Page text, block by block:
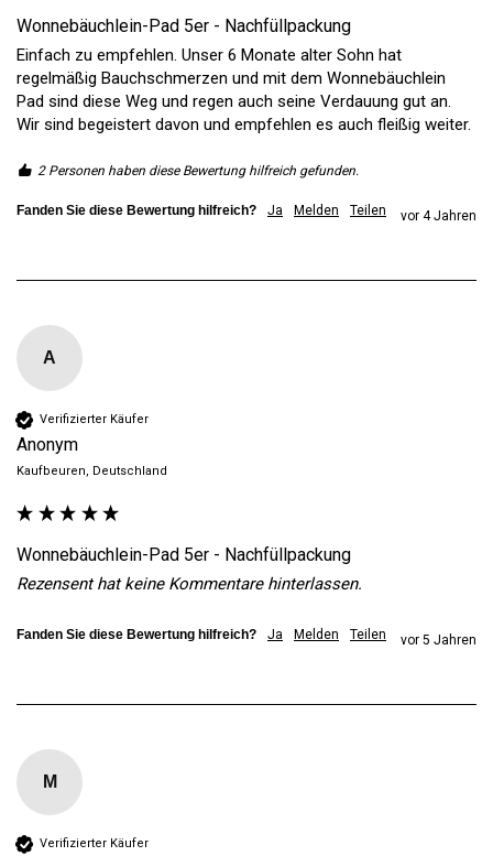
Wonnebäuchlein-Pad 5er - Nachfüllpackung
Einfach zu empfehlen. Unser 6 Monate alter Sohn hat
regelmäßig Bauchschmerzen und mit dem Wonnebäuchlein
Pad sind diese Weg und regen auch seine Verdauung gut an.
Wir sind begeistert davon und empfehlen es auch fleißig weiter.
2 Personen haben diese Bewertung hilfreich gefunden.
Fanden Sie diese Bewertung hilfreich? Ja Melden Teilen vor 4 Jahren
A
Verifizierter Käufer
Anonym
Kaufbeuren, Deutschland
Wonnebäuchlein-Pad 5er - Nachfüllpackung
Rezensent hat keine Kommentare hinterlassen.
Fanden Sie diese Bewertung hilfreich? Ja Melden Teilen vor 5 Jahren
M
Verifizierter Käufer